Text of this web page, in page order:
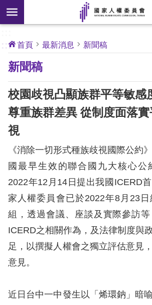
前往主要內容區塊
搜
尋
開
新
核
心
人
權
公
約
關
於
本
會
最
新
消
息
權
務
:::
首頁 最新消息 新聞稿
新聞稿
校園歧視凸顯族群平等敏感
尊重族群差異 從制度面落
視
《消除一切形式種族歧視國際公約
國最早生效的聯合國九大核心公
2022年12月14日提出我國ICERD
家人權委員會已於2022年8月23
組，透過會議、座談及實際參訪
ICERD之相關作為，及法律制度與
足，以撰擬人權會之獨立評估意見
意見。
近日台中一中發生以「烯環鈉」暗